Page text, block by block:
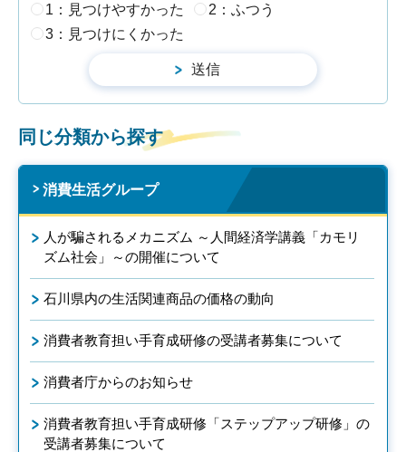
1：見つけやすかった
2：ふつう
3：見つけにくかった
同じ分類から探す
消費生活グループ
人が騙されるメカニズム ～人間経済学講義「カモリ
ズム社会」～の開催について
石川県内の生活関連商品の価格の動向
消費者教育担い手育成研修の受講者募集について
消費者庁からのお知らせ
消費者教育担い手育成研修「ステップアップ研修」の
受講者募集について